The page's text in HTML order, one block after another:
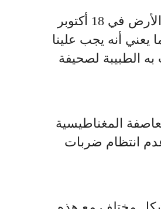
وأضافت أن عاصفة مغناطيسية ضربت الأرض في 18 أكتوبر
يعني أنه يجب علينا
به الطبيبة لصحيفة
المغناطيسية
انتظام ضربات